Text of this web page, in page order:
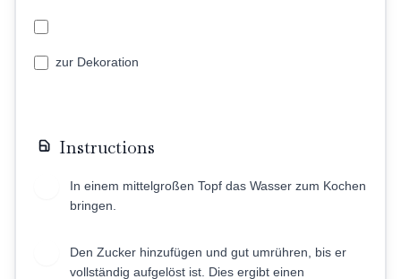
zur Dekoration
Instructions
In einem mittelgroßen Topf das Wasser zum Kochen
bringen.
Den Zucker hinzufügen und gut umrühren, bis er
vollständig aufgelöst ist. Dies ergibt einen